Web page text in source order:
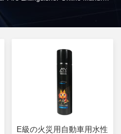
E級の火災用自動車用水性